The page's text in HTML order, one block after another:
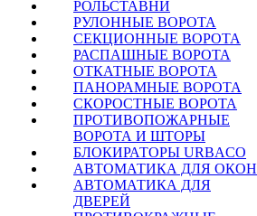
РОЛЬСТАВНИ
РУЛОННЫЕ ВОРОТА
СЕКЦИОННЫЕ ВОРОТА
РАСПАШНЫЕ ВОРОТА
ОТКАТНЫЕ ВОРОТА
ПАНОРАМНЫЕ ВОРОТА
СКОРОСТНЫЕ ВОРОТА
ПРОТИВОПОЖАРНЫЕ
ВОРОТА И ШТОРЫ
БЛОКИРАТОРЫ URBACO
АВТОМАТИКА ДЛЯ ОКОН
АВТОМАТИКА ДЛЯ
ДВЕРЕЙ